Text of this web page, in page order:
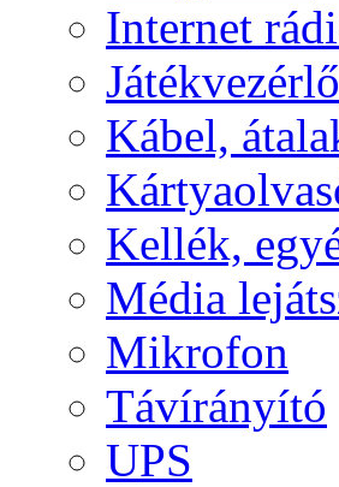
Internet
Játékvezérlő
Kábel,
Kellék,
Média
Mikrofon
Távírányító
UPS